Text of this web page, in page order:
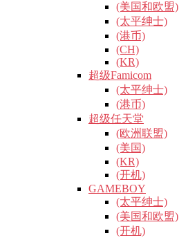
(美国和欧盟)
(太平绅士)
(港币)
(CH)
(KR)
超级Famicom
(太平绅士)
(港币)
超级任天堂
(欧洲联盟)
(美国)
(KR)
(开机)
GAMEBOY
(太平绅士)
(美国和欧盟)
(开机)